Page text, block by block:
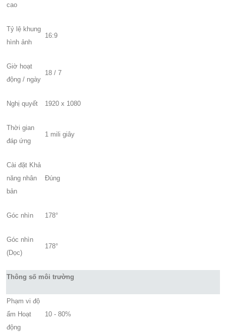
cao
Tỷ lệ khung
hình ảnh
16:9
Giờ hoạt
động / ngày
18 / 7
Nghị quyết 1920 x 1080
Thời gian
đáp ứng
1 mili giây
Cài đặt Khả
năng nhân
bản
Đúng
Góc nhìn 178°
Góc nhìn
(Dọc)
178°
Thông số môi trường
Phạm vi độ
ẩm Hoạt
động
10 - 80%